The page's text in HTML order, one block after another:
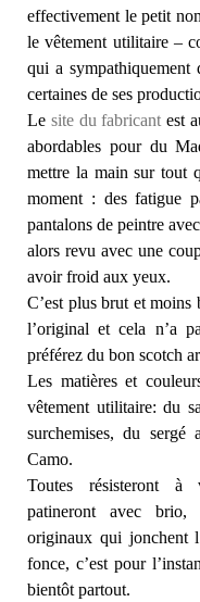
effectivement le petit
le vêtement utilitaire –
qui a sympathiquement
certaines de ses
Le site du fabricant est
abordables pour du
mettre la main sur tout
moment : des fatigue
pantalons de peintre
alors revu avec une
avoir froid aux yeux.
C’est plus brut et
l’original et cela n’a
préférez du bon scotch
Les matières et
vêtement utilitaire: du
surchemises, du
Camo.
Toutes résisteront à
patineront avec
originaux qui jonchent
fonce, c’est pour
bientôt partout.